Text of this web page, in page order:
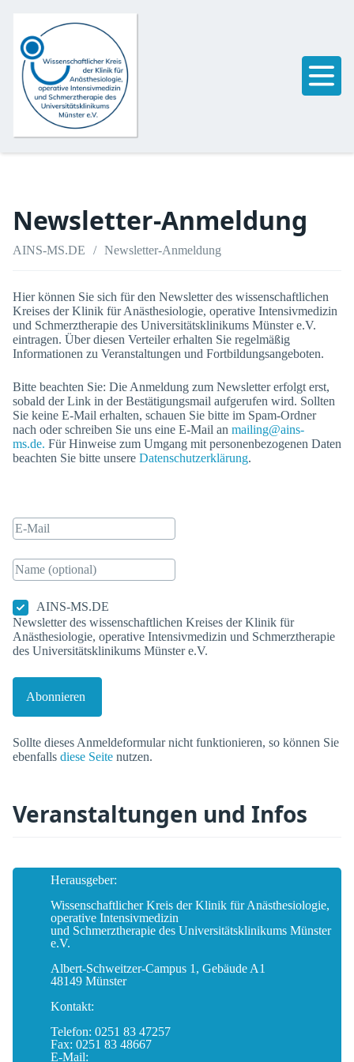
Newsletter-Anmeldung
AINS-MS.DE Newsletter-Anmeldung
Hier können Sie sich für den Newsletter des wissenschaftlichen
Kreises der Klinik für Anästhesiologie, operative Intensivmedizin
und Schmerztherapie des Universitätsklinikums Münster e.V.
eintragen. Über diesen Verteiler erhalten Sie regelmäßig
Informationen zu Veranstaltungen und Fortbildungsangeboten.
Bitte beachten Sie: Die Anmeldung zum Newsletter erfolgt erst,
sobald der Link in der Bestätigungsmail aufgerufen wird. Sollten
Sie keine E-Mail erhalten, schauen Sie bitte im Spam-Ordner
nach oder schreiben Sie uns eine E-Mail an mailing@ains-
ms.de. Für Hinweise zum Umgang mit personenbezogenen Daten
beachten Sie bitte unsere Datenschutzerklärung.
AINS-MS.DE
Newsletter des wissenschaftlichen Kreises der Klinik für
Anästhesiologie, operative Intensivmedizin und Schmerztherapie
des Universitätsklinikums Münster e.V.
Sollte dieses Anmeldeformular nicht funktionieren, so können Sie
ebenfalls diese Seite nutzen.
Veranstaltungen und Infos
Herausgeber:
Wissenschaftlicher Kreis der Klinik für Anästhesiologie,
operative Intensivmedizin
und Schmerztherapie des Universitätsklinikums Münster
e.V.
Albert-Schweitzer-Campus 1, Gebäude A1
48149 Münster
Kontakt:
Telefon: 0251 83 47257
Fax: 0251 83 48667
E-Mail: